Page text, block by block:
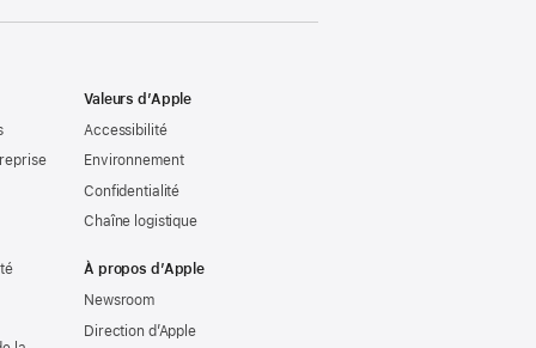
Valeurs d’Apple
Accessibilité
Environnement
Confidentialité
Chaîne logistique
À propos d’Apple
Newsroom
Direction d’Apple